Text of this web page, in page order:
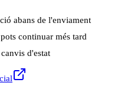
abans de l'enviament
continuar més tard
d'estat